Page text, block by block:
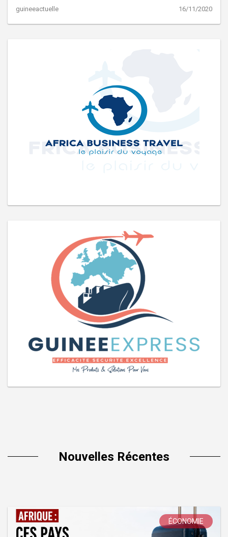
guineeactuelle 16/11/2020
Nouvelles Récentes
ÉCONOMIE